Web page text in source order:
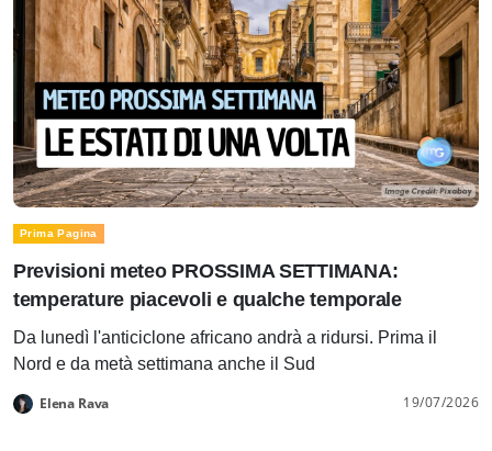
Prima Pagina
Previsioni meteo PROSSIMA SETTIMANA:
temperature piacevoli e qualche temporale
Da lunedì l'anticiclone africano andrà a ridursi. Prima il
Nord e da metà settimana anche il Sud
Elena Rava 19/07/2026